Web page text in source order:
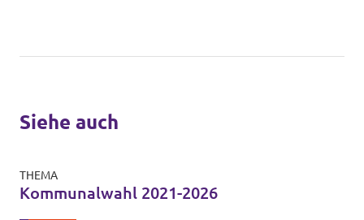
Siehe auch
THEMA
Kommunalwahl 2021-2026